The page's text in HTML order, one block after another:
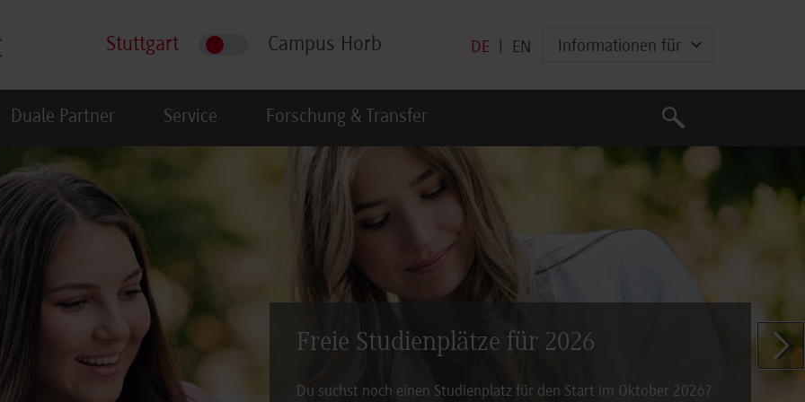
Stuttgart Campus Horb DE EN Informationen für
Duale Partner Service Forschung & Transfer
Suche
Suche
Freie Studienplätze für 2026
Du suchst noch einen Studienplatz für den Start im Oktober 2026?
Zeige